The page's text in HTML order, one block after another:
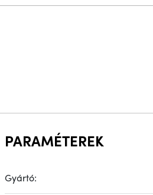
PARAMÉTEREK
Gyártó: